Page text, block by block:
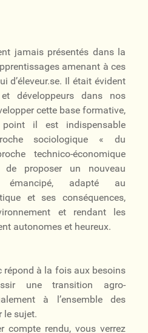
jamais présentés dans la
amenant à ces
d’éleveur.se. Il était évident
développeurs dans nos
cette base formative,
il est indispensable
sociologique « du
technico-économique
proposer un nouveau
émancipé, adapté au
et ses conséquences,
et rendant les
autonomes et heureux.
répond à la fois aux besoins
une transition agro-
à l’ensemble des
le sujet.
compte rendu, vous verrez